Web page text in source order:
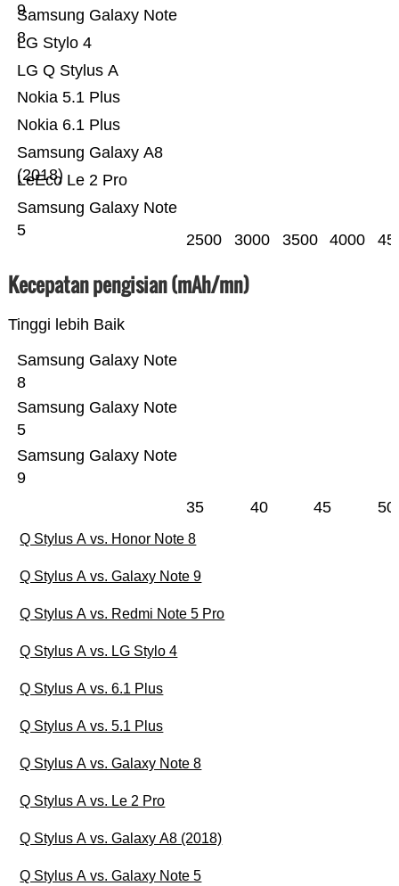
Samsung Galaxy Note
5
LeEco Le 2 Pro
Samsung Galaxy A8
(2018)
Nokia 6.1 Plus
Nokia 5.1 Plus
LG Q Stylus A
LG Stylo 4
Samsung Galaxy Note
8
9
2500 3000 3500 4000
Kecepatan pengisian (mAh/mn)
Tinggi lebih Baik
Samsung Galaxy Note
9
Samsung Galaxy Note
5
Samsung Galaxy Note
8
35 40 45 50
Q Stylus A vs. Honor Note 8
Q Stylus A vs. Galaxy Note 9
Q Stylus A vs. Redmi Note 5 Pro
Q Stylus A vs. LG Stylo 4
Q Stylus A vs. 6.1 Plus
Q Stylus A vs. 5.1 Plus
Q Stylus A vs. Galaxy Note 8
Q Stylus A vs. Le 2 Pro
Q Stylus A vs. Galaxy A8 (2018)
Q Stylus A vs. Galaxy Note 5